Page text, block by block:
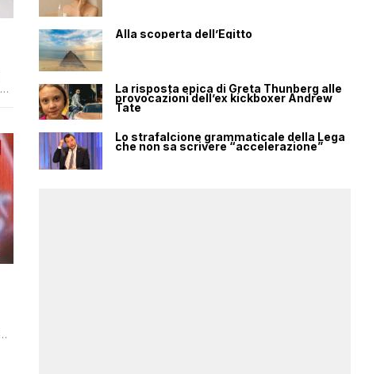
Alla scoperta dell’Egitto
La risposta epica di Greta Thunberg alle
provocazioni dell’ex kickboxer Andrew
Tate
Lo strafalcione grammaticale della Lega
che non sa scrivere “accelerazione”